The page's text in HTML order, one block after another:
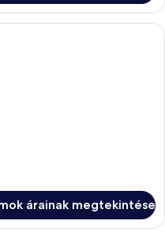
modern stílusú szállodai szoba,
árainak megtekintése